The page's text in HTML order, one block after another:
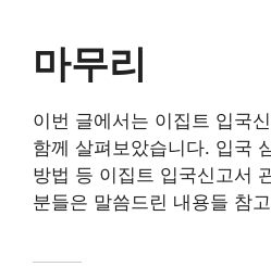
마무리
이번 글에서는 이집트 입국
함께 살펴보았습니다. 입국
방법 등 이집트 입국신고서
분들은 말씀드린 내용들 참